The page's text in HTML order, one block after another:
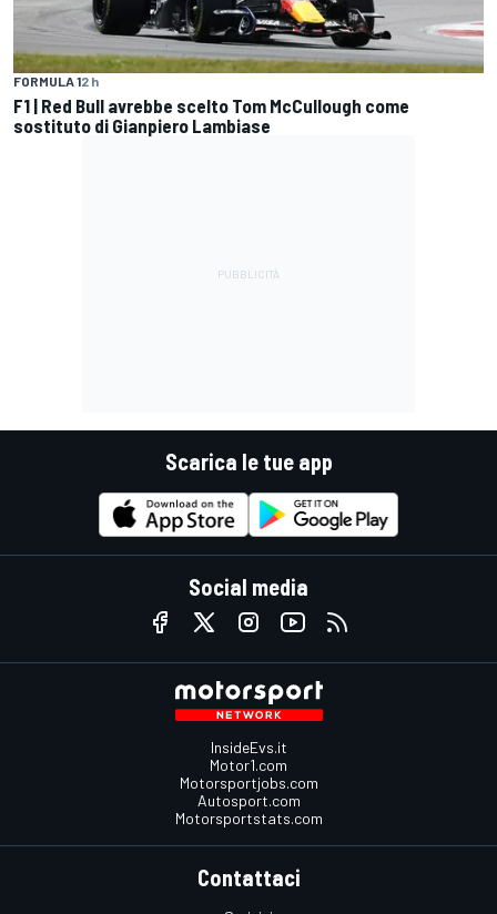
FORMULA 12 h
F1 | Red Bull avrebbe scelto Tom McCullough come
sostituto di Gianpiero Lambiase
Scarica le tue app
Social media
InsideEvs.it
Motor1.com
Motorsportjobs.com
Autosport.com
Motorsportstats.com
Contattaci